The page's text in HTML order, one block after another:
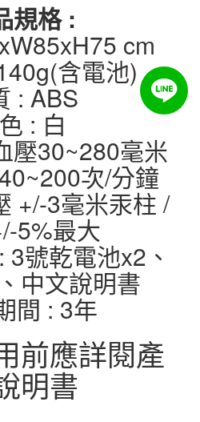
規格 :
cm
含電池)
: ABS
: 白
壓30~280毫米
次/分鐘
+/-3毫米汞柱 /
5%最大
號乾電池x2、
中文說明書
間 : 3年
前應詳閱產
明書